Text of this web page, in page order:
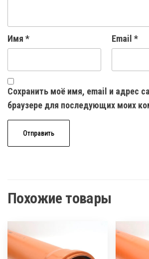
Имя * Email *
Сохранить моё имя, email и адрес
браузере для последующих моих
Похожие товары